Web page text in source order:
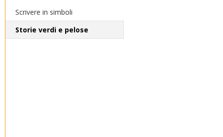
Scrivere in simboli
Storie verdi e pelose